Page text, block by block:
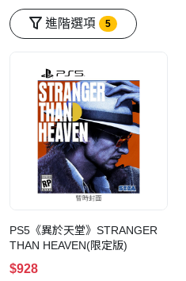
進階選項 5
PS5《異於天堂》STRANGER
THAN HEAVEN(限定版)
$928